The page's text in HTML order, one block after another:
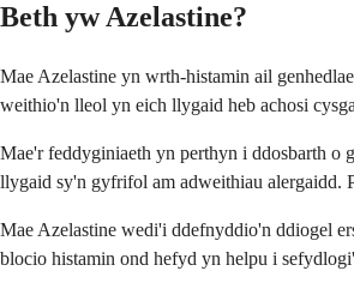
Beth yw Azelastine?
Mae Azelastine yn wrth-histamin ail
weithio'n lleol yn eich llygaid heb achosi
Mae'r feddyginiaeth yn perthyn i ddosbarth
llygaid sy'n gyfrifol am adweithiau alergaidd.
Mae Azelastine wedi'i ddefnyddio'n ddiogel
blocio histamin ond hefyd yn helpu i